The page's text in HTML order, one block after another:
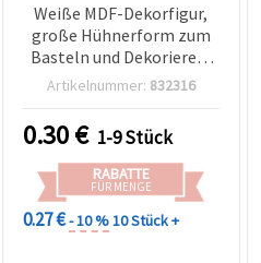
Weiße MDF-Dekorfigur,
große Hühnerform zum
Basteln und Dekorieren,
68 x 70 x 3 mm
Artikelnummer: 832316
0.30€ 1-9 Stück
RABATTE
FÜR MENGE
0.27 €- 10 %10 Stück +